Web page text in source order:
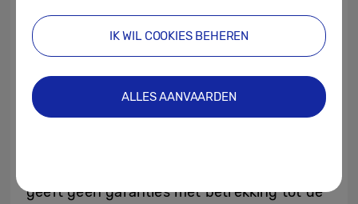
Newsroom,Samsungmobilepress.comof
Samsung.com.
geeft geen garanties met betrekking tot de
IK WIL COOKIES BEHEREN
ALLES AANVAARDEN